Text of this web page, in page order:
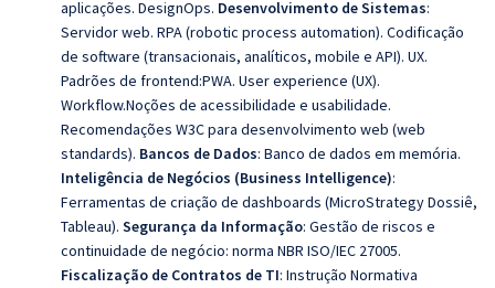
aplicações. DesignOps. Desenvolvimento de Sistemas:
Servidor web. RPA (robotic process automation). Codificação
de software (transacionais, analíticos, mobile e API). UX.
Padrões de frontend:PWA. User experience (UX).
Workflow.Noções de acessibilidade e usabilidade.
Recomendações W3C para desenvolvimento web (web
standards). Bancos de Dados: Banco de dados em memória.
Inteligência de Negócios (Business Intelligence):
Ferramentas de criação de dashboards (MicroStrategy Dossiê,
Tableau). Segurança da Informação: Gestão de riscos e
continuidade de negócio: norma NBR ISO/IEC 27005.
Fiscalização de Contratos de TI: Instrução Normativa